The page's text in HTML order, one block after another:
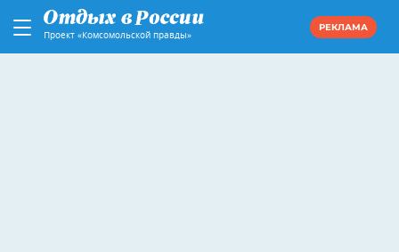
Проект «Комсомольской правды»
РЕКЛАМА